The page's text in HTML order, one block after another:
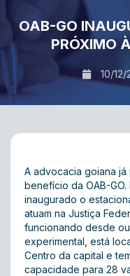
OAB-GO
PRÓXIMO
10/
A advocacia goiana já
benefício da OAB-
inaugurado o
atuam na Justiça
funcionando desde
experimental, está
Centro da capital e
capacidade para 28